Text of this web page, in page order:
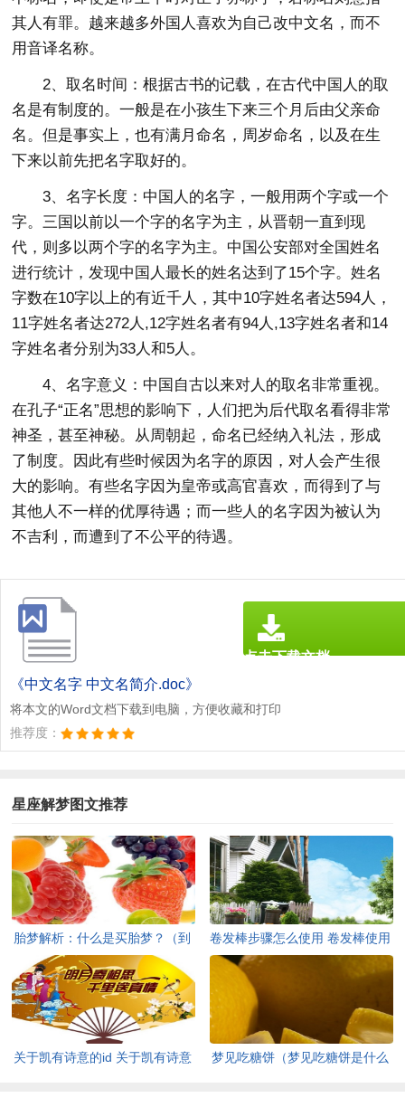
其人有罪。越来越多外国人喜欢为自己改中文名，而不
用音译名称。
2、取名时间：根据古书的记载，在古代中国人的取
名是有制度的。一般是在小孩生下来三个月后由父亲命
名。但是事实上，也有满月命名，周岁命名，以及在生
下来以前先把名字取好的。
3、名字长度：中国人的名字，一般用两个字或一个
字。三国以前以一个字的名字为主，从晋朝一直到现
代，则多以两个字的名字为主。中国公安部对全国姓名
进行统计，发现中国人最长的姓名达到了15个字。姓名
字数在10字以上的有近千人，其中10字姓名者达594人，
11字姓名者达272人,12字姓名者有94人,13字姓名者和14
字姓名者分别为33人和5人。
4、名字意义：中国自古以来对人的取名非常重视。
在孔子“正名”思想的影响下，人们把为后代取名看得非常
神圣，甚至神秘。从周朝起，命名已经纳入礼法，形成
了制度。因此有些时候因为名字的原因，对人会产生很
大的影响。有些名字因为皇帝或高官喜欢，而得到了与
其他人不一样的优厚待遇；而一些人的名字因为被认为
不吉利，而遭到了不公平的待遇。
《中文名字 中文名简介.doc》
将本文的Word文档下载到电脑，方便收藏和打印
推荐度：
点击下载文档
星座解梦图文推荐
胎梦解析：什么是买胎梦？（到
底什么叫胎梦）
卷发棒步骤怎么使用 卷发棒使用
关于凯有诗意的id 关于凯有诗意
梦见吃糖饼（梦见吃糖饼是什么